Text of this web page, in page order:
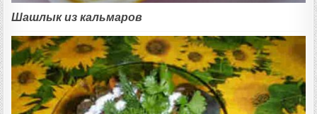
Шашлык из кальмаров